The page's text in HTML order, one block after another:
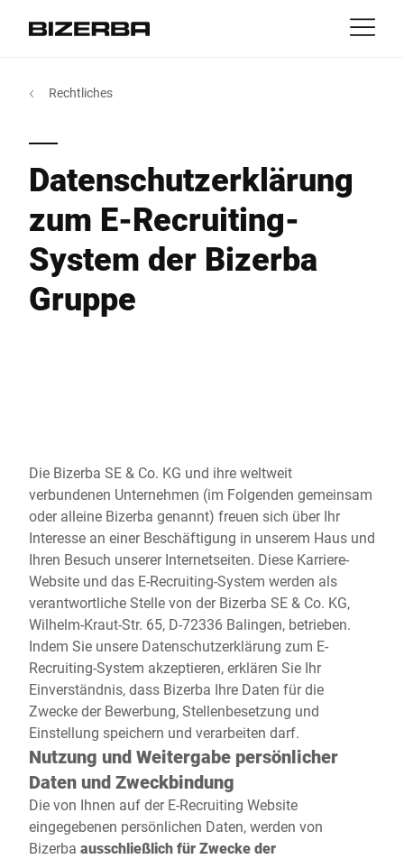
Branchen
Experience
Service
MyBizerba
Amerika
Australien
Rechtliches
Datenschutzerklärung
zum E-Recruiting-
System der Bizerba
Gruppe
Die Bizerba SE & Co. KG und ihre weltweit
verbundenen Unternehmen (im Folgenden gemeinsam
oder alleine Bizerba genannt) freuen sich über Ihr
Interesse an einer Beschäftigung in unserem Haus und
Ihren Besuch unserer Internetseiten. Diese Karriere-
Website und das E-Recruiting-System werden als
verantwortliche Stelle von der Bizerba SE & Co. KG,
Wilhelm-Kraut-Str. 65, D-72336 Balingen, betrieben.
Indem Sie unsere Datenschutzerklärung zum E-
Recruiting-System akzeptieren, erklären Sie Ihr
Einverständnis, dass Bizerba Ihre Daten für die
Zwecke der Bewerbung, Stellenbesetzung und
Einstellung speichern und verarbeiten darf.
Nutzung und Weitergabe persönlicher
Daten und Zweckbindung
Die von Ihnen auf der E-Recruiting Website
eingegebenen persönlichen Daten, werden von
Bizerba ausschließlich für Zwecke der